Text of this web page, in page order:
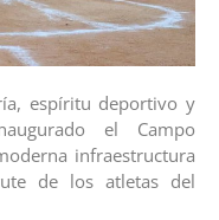
espíritu deportivo y
el Campo
infraestructura
de los atletas del